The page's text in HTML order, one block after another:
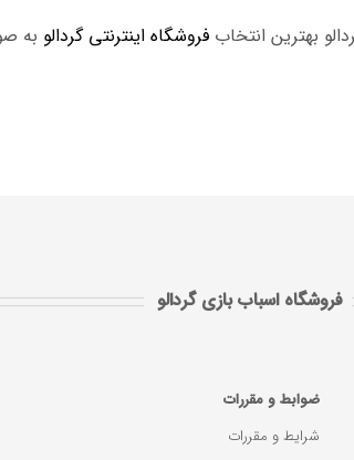
بهترین انتخاب فروشگاه اینترنتی گردالو به
فروشگاه اسباب بازی گردالو
ضوابط و مقررات
شرایط و مقررات